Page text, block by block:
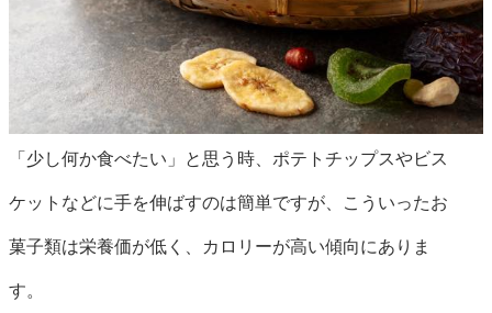
「少し何か食べたい」と思う時、ポテトチップスやビス
ケットなどに手を伸ばすのは簡単ですが、こういったお
菓子類は栄養価が低く、カロリーが高い傾向にありま
す。